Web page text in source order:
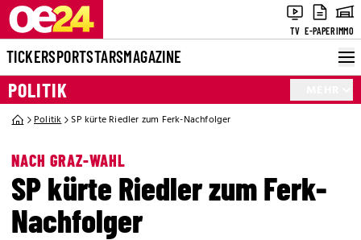
TV E-PAPERIMMO
TICKERSPORTSTARSMAGAZINE
POLITIK
Politik SP kürte Riedler zum Ferk-Nachfolger
NACH GRAZ-WAHL
SP kürte Riedler zum Ferk-
Nachfolger